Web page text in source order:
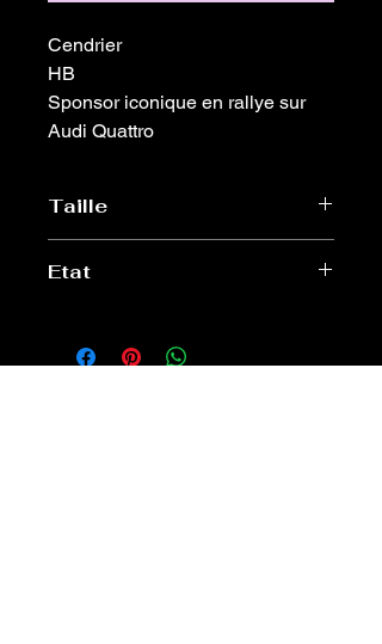
Cendrier
HB
Sponsor iconique en rallye sur
Audi Quattro
Taille
Etat